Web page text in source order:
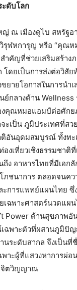
ดับโลก
ญ่ ณ เมืองดูไบ สหรัฐอ
รุฬหการุญ หรือ “คุณห
ำคัญที่ช่วยเสริมสร้า
โดยเป็นการส่งต่อวิสั
ยายโอกาสในการนำ
ย์กลางด้าน
งคุณหมอแอมป์ต่อศักย
ะเป็น ภูมิประเทศที่สว
อันอุดมสมบูรณ์ ทั้งทะ
งเที่ยวเชิงธรรมชาติ
ง อาหารไทยที่มีเอก
ชนาการ ตลอดจนคว
การแพทย์แผนไทย ซึ่
เฉพาะศาสตร์นวดแผ
Power ด้านสุขภาพอั
ฉพาะตัวที่ผสานภูมิปั
นระดับสากล จึงเป็น
พาะผู้ที่แสวงหาการผ่
จิตวิญญาณ